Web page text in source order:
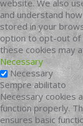
website. We also
and understand
stored in your
option to opt-out of
these cookies may
Necessary
Necessary
Sempre abilitato
Necessary cookies
function properly.
ensures basic